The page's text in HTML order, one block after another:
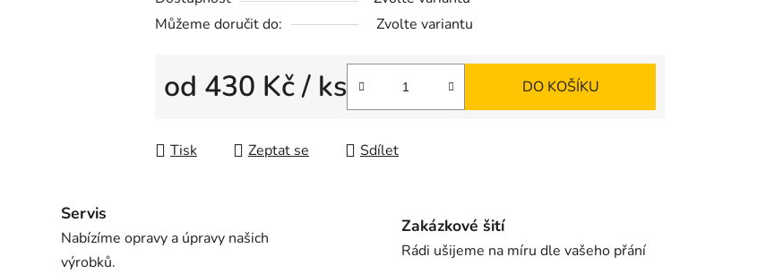
Můžeme doručit do:
Zvolte variantu
od 430 Kč/ ks DO KOŠÍKU
Tisk Zeptat se Sdílet
Servis
Nabízíme opravy a úpravy našich
výrobků.
Zakázkové šití
Rádi ušijeme na míru dle vašeho přání